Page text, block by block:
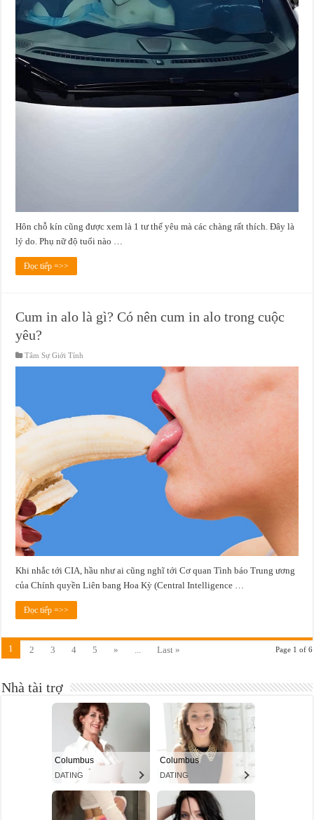
Hôn chỗ kín cũng được xem là 1 tư thế yêu mà các chàng rất thích. Đây là
lý do. Phụ nữ độ tuổi nào …
Đọc tiếp =>>
Cum in alo là gì? Có nên cum in alo trong cuộc
yêu?
Tâm Sự Giới Tính
Khi nhắc tới CIA, hầu như ai cũng nghĩ tới Cơ quan Tình báo Trung ương
của Chính quyền Liên bang Hoa Kỳ (Central Intelligence …
Đọc tiếp =>>
Page 1 of 6
1 2 3 4 5 » Last »
Nhà tài trợ